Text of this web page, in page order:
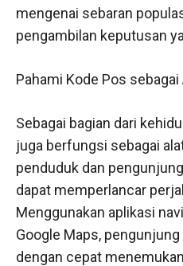
mengenai sebaran
pengambilan keputusan
Pahami Kode Pos
Sebagai bagian dari
juga berfungsi sebagai
penduduk dan
dapat memperlancar
Menggunakan aplikasi
Google Maps,
dengan cepat